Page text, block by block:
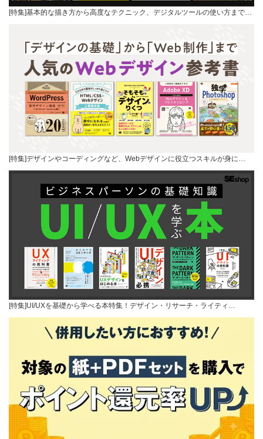
[特集]基本的な描き方から高度なテクニック、デジタルツールの使い方まで…
[特集]デザインやコーディングなど、Webデザインに役立つスキルが身に…
[特集]UI/UXを基礎から学べる本特集！デザイン・リサーチ・ライティ…